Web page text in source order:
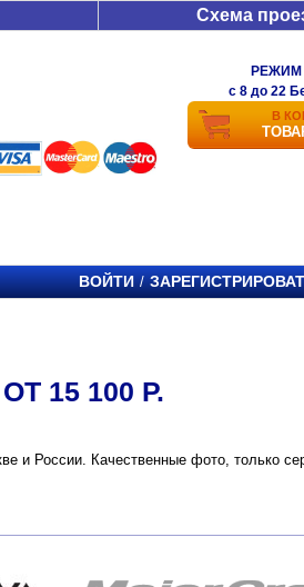
Схема
РЕЖИМ
c 8 до 22
В
ВОЙТИ /
15 100 Р.
и России. Качественные фото, только